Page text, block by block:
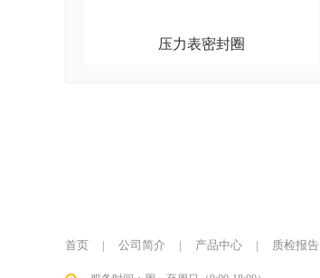
压力表密封圈
首页 | 公司简介 | 产品中心 | 质检报告